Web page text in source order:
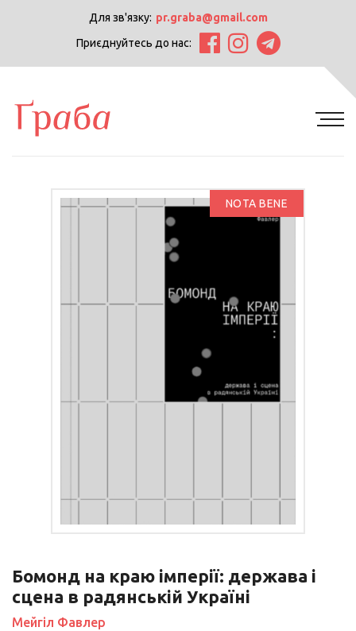
Для зв'язку: pr.graba@gmail.com
Приєднуйтесь до нас:
NOTA BENE
Бомонд на краю імперії: держава і
сцена в радянській Україні
Мейгіл Фавлер